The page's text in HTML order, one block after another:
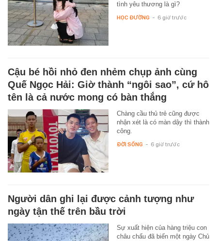
tình yêu thương là gì?
HỌC ĐƯỜNG - 6 giờ trước
Cậu bé hồi nhỏ đen nhẻm chụp ảnh cùng
Quế Ngọc Hải: Giờ thành “ngôi sao”, cứ hô
tên là cả nước mong có bàn thắng
Chàng cầu thủ trẻ cũng được
nhận xét là có màn dậy thì thành
công.
ĐỜI SỐNG - 6 giờ trước
Người dân ghi lại được cảnh tượng như
ngày tận thế trên bầu trời
Sự xuất hiện của hàng triệu con
châu chấu đã biến một ngày Chủ